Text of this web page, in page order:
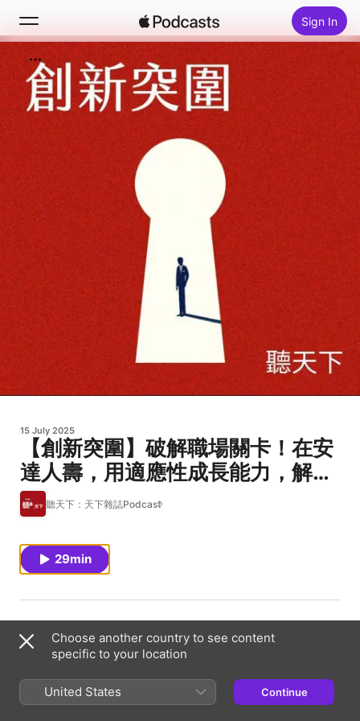
Sign In
Search
Home
Top Charts
15 July 2025
【創新突圍】破解職場關卡！在安
達人壽，用適應性成長能力，解鎖
更強的自己！
聽天下：天下雜誌Podcast
29min
在多變的職場環境中，我們都渴望一份不只是「穩定」，而
是能不斷成長、跨越自我極限的工作。這一集《創新突
圍》，帶你走進一家用行動實踐職涯多元可能的企業——安
Choose another country to see content
specific to your location
United States Continue